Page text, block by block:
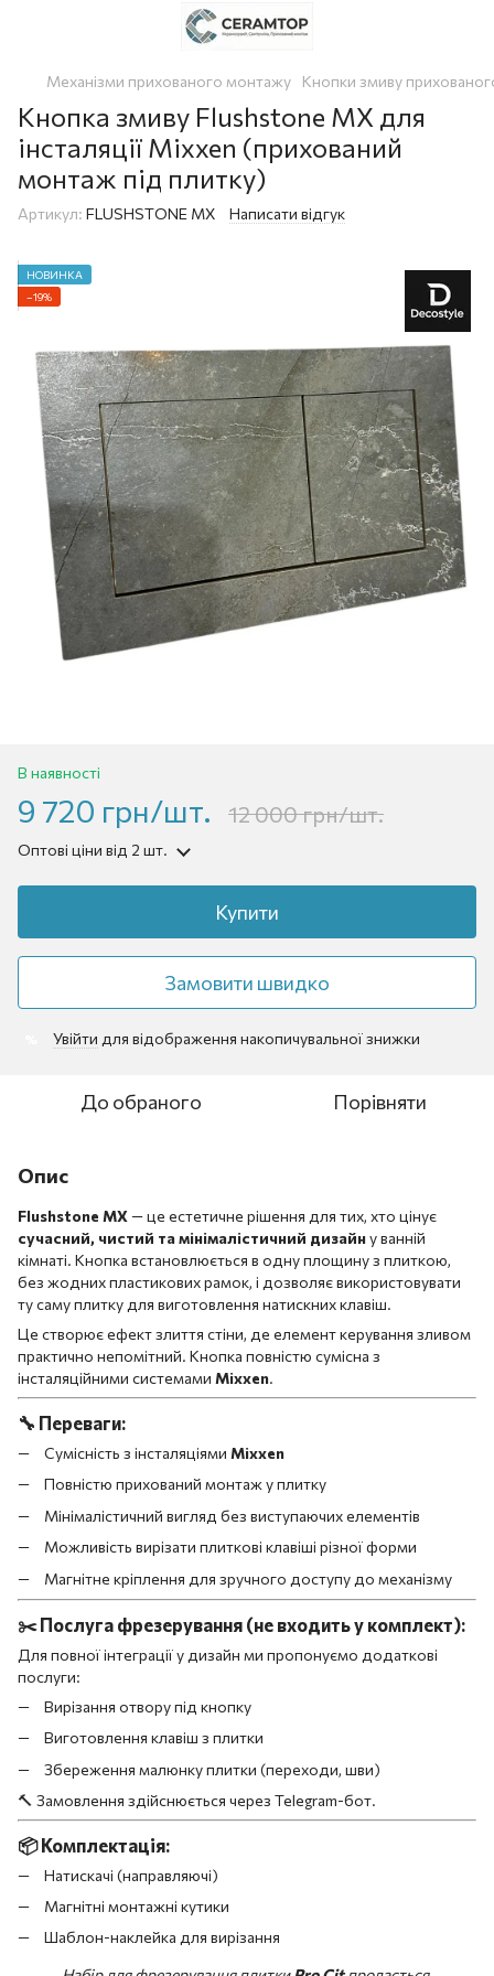
Механізми прихованого монтажу Кнопки змиву
Кнопка змиву Flushstone MX для
інсталяції Mixxen (прихований
монтаж під плитку)
Артикул: FLUSHSTONE MX Написати відгук
НОВИНКА
−19%
В наявності
9 720 грн/шт. 12 000 грн/шт.
Оптові ціни від 2 шт.
Купити
Замовити швидко
Увійти для відображення накопичувальної знижки
До обраного Порівняти
Опис
Flushstone MX — це естетичне рішення для тих, хто цінує
сучасний, чистий та мінімалістичний дизайну ванній
кімнаті. Кнопка встановлюється в одну площину з плиткою,
без жодних пластикових рамок, і дозволяє використовувати
ту саму плитку для виготовлення натискних клавіш.
Це створює ефект злиття стіни, де елемент керування зливом
практично непомітний. Кнопка повністю сумісна з
інсталяційними системами Mixxen.
🔧 Переваги:
Сумісність з інсталяціями Mixxen
Повністю прихований монтаж у плитку
Мінімалістичний вигляд без виступаючих елементів
Можливість вирізати плиткові клавіші різної форми
Магнітне кріплення для зручного доступу до механізму
✂️Послуга фрезерування (не входить у комплект):
Для повної інтеграції у дизайн ми пропонуємо додаткові
послуги:
Вирізання отвору під кнопку
Виготовлення клавіш з плитки
Збереження малюнку плитки (переходи, шви)
🔨 Замовлення здійснюється через Telegram-бот.
📦Комплектація:
Натискачі (направляючі)
Магнітні монтажні кутики
Шаблон-наклейка для вирізання